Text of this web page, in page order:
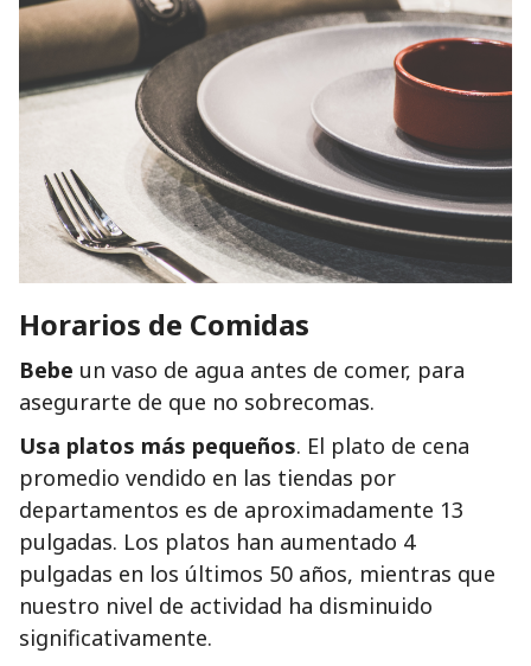
Horarios de Comidas
Bebe un vaso de agua antes de comer, para
asegurarte de que no sobrecomas.
Usa platos más pequeños. El plato de cena
promedio vendido en las tiendas por
departamentos es de aproximadamente 13
pulgadas. Los platos han aumentado 4
pulgadas en los últimos 50 años, mientras que
nuestro nivel de actividad ha disminuido
significativamente.